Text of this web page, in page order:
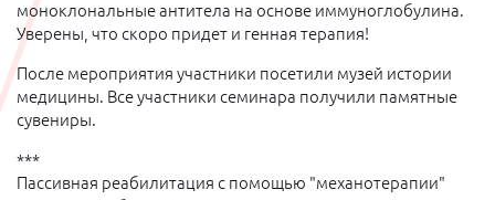
моноклональные антитела на основе иммуноглобулина.
Уверены, что скоро придет и генная терапия!
После мероприятия участники посетили музей истории
медицины. Все участники семинара получили памятные
сувениры.
***
Пассивная реабилитация с помощью "механотерапии"